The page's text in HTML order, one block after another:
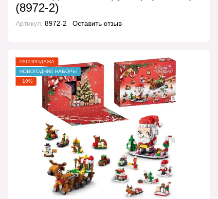
(8972-2)
Артикул: 8972-2 Оставить отзыв
РАСПРОДАЖА
НОВОГОДНИЕ НАБОРЫ
−10%